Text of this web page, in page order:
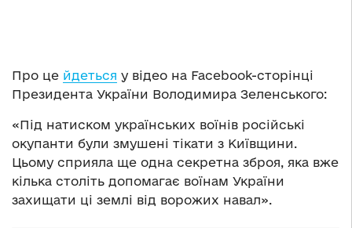
Про це йдеться у відео на Facebook-сторінці
Президента України Володимира Зеленського:
«Під натиском українських воїнів російські
окупанти були змушені тікати з Київщини.
Цьому сприяла ще одна секретна зброя, яка вже
кілька століть допомагає воїнам України
захищати ці землі від ворожих навал».